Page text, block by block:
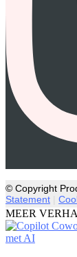
© Copyright
Statement
MEER